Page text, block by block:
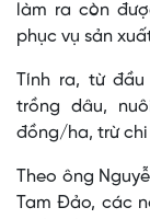
làm ra còn
phục vụ sản
Tính ra, từ
trồng dâu,
đồng/ha, trừ chi
Theo ông
Tam Đảo, các